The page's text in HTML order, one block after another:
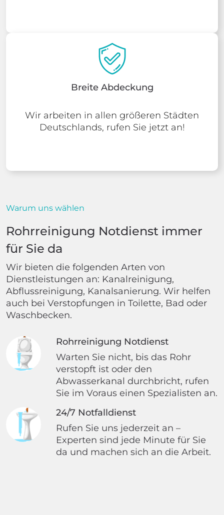
Breite Abdeckung
Wir arbeiten in allen größeren Städten
Deutschlands, rufen Sie jetzt an!
Warum uns wählen
Rohrreinigung Notdienst immer
für Sie da
Wir bieten die folgenden Arten von
Dienstleistungen an: Kanalreinigung,
Abflussreinigung, Kanalsanierung. Wir helfen
auch bei Verstopfungen in Toilette, Bad oder
Waschbecken.
Rohrreinigung Notdienst
Warten Sie nicht, bis das Rohr
verstopft ist oder den
Abwasserkanal durchbricht, rufen
Sie im Voraus einen Spezialisten an.
24/7 Notfalldienst
Rufen Sie uns jederzeit an –
Experten sind jede Minute für Sie
da und machen sich an die Arbeit.